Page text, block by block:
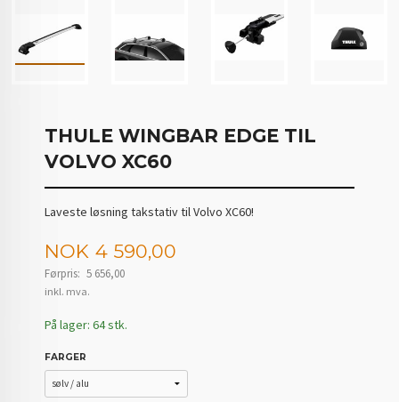
THULE WINGBAR EDGE TIL
VOLVO XC60
Laveste løsning takstativ til Volvo XC60!
Tilbud
NOK 4 590,00
Førpris: 5 656,00
Rabatt
inkl. mva.
På lager: 64 stk.
FARGER